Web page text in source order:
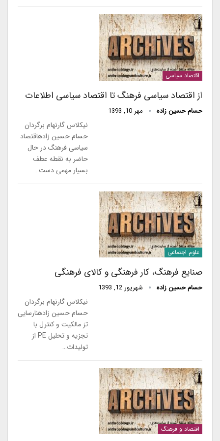
اقتصاد سیاسی
از اقتصاد سیاسی فرهنگ تا اقتصاد سیاسی اطلاعات
حسام حسین زاده مهر 10, 1393
نیکلاس گارنهام برگردان
حسام حسین زادهاقتصاد
سیاسی فرهنگ در حال
حاضر به نقطه عطف
بسیار مهمی دست…
علوم اجتماعی
صنایع فرهنگ، کار فرهنگی و کالای فرهنگی
حسام حسین زاده شهریور 12, 1393
نیکلاس گارنهام برگردان
حسام حسین زادهنارسایی
تز مالکیت و کنترل با
تجزیه و تحلیل PE از
تولیدات…
اقتصاد و فرهنگ